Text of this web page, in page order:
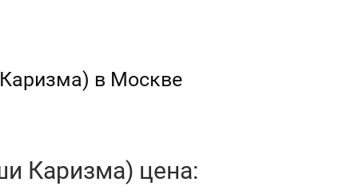
в Москве
Каризма) цена: